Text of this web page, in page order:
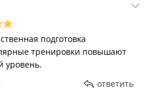
подготовка
тренировки повышают
уровень.
ответить